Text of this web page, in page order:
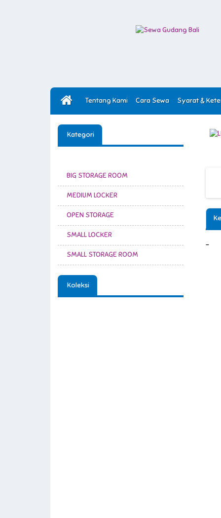
Tentang Kami Cara Sewa Syarat &
Kategori
BIG STORAGE ROOM
MEDIUM LOCKER
OPEN STORAGE
SMALL LOCKER
SMALL STORAGE ROOM
Koleksi
-